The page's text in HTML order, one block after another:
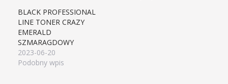
BLACK PROFESSIONAL
LINE TONER CRAZY
EMERALD
SZMARAGDOWY
2023-06-20
Podobny wpis